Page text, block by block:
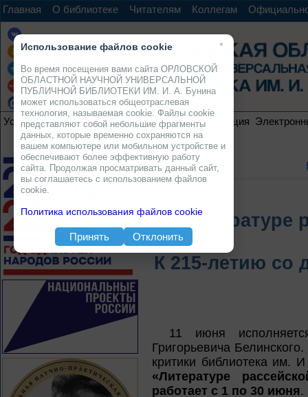
Главная О библиотеке Читателям Коллегам
Услуги Ресурсы Проекты Электронная коллекция
«Литературе
К 215-летию со
11 июня
Григорьевича
критики библиотека им.
«Литературе
работает с 1 по 30 июня.
×
Использование файлов cookie
Во время посещения вами сайта ОРЛОВСКОЙ
ОБЛАСТНОЙ НАУЧНОЙ УНИВЕРСАЛЬНОЙ
ПУБЛИЧНОЙ БИБЛИОТЕКИ ИМ. И. А. Бунина
может использоваться общеотраслевая
технология, называемая cookie. Файлы cookie
представляют собой небольшие фрагменты
данных, которые временно сохраняются на
вашем компьютере или мобильном устройстве и
обеспечивают более эффективную работу
сайта. Продолжая просматривать данный сайт,
вы соглашаетесь с использованием файлов
cookie.
Политика использования файлов cookie
Принять Отклонить